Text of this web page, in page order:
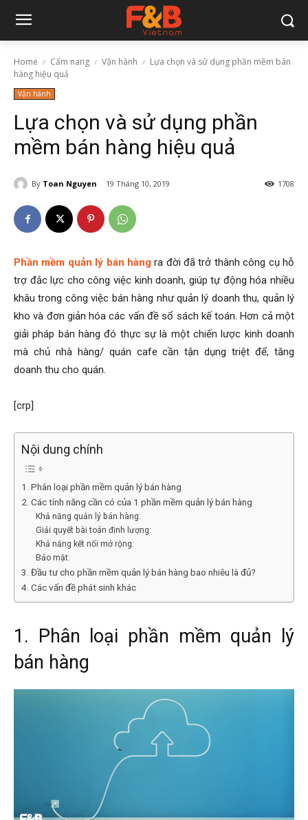
Home Cẩm nang Vận hành
Lựa chọn và sử dụng phần mềm bán
hàng hiệu quả
Vận hành
Lựa chọn và sử dụng phần
mềm bán hàng hiệu quả
By Toan Nguyen 19 Tháng 10, 2019 1708
Phần mềm quản lý bán hàngra đời đã trở thành công cụ hỗ
trợ đắc lực cho công việc kinh doanh, giúp tự động hóa nhiều
khâu trong công việc bán hàng như quản lý doanh thu, quản lý
kho và đơn giản hóa các vấn đề sổ sách kế toán. Hơn cả một
giải pháp bán hàng đó thực sự là một chiến lược kinh doanh
mà chủ nhà hàng/ quán cafe cần tận dụng triệt để, tăng
doanh thu cho quán.
[crp]
Nội dung chính
1. Phân loại phần mềm quản lý bán hàng
2. Các tính năng cần có của 1 phần mềm quản lý bán hàng
Khả năng quản lý bán hàng:
Giải quyết bài toán định lượng:
Khả năng kết nối mở rộng:
Bảo mật:
3. Đầu tư cho phần mềm quản lý bán hàng bao nhiêu là đủ?
4. Các vấn đề phát sinh khác
1. Phân loại phần mềm quản lý
bán hàng